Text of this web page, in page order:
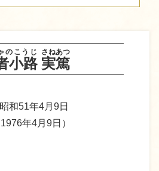
小路
のこうじ
実篤
さねあつ
和51年4月9日
年4月9日）